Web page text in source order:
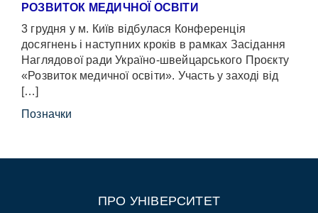
РОЗВИТОК МЕДИЧНОЇ ОСВІТИ
3 грудня у м. Київ відбулася Конференція
досягнень і наступних кроків в рамках Засідання
Наглядової ради Україно-швейцарського Проєкту
«Розвиток медичної освіти». Участь у заході від
[…]
Позначки
ПРО УНІВЕРСИТЕТ